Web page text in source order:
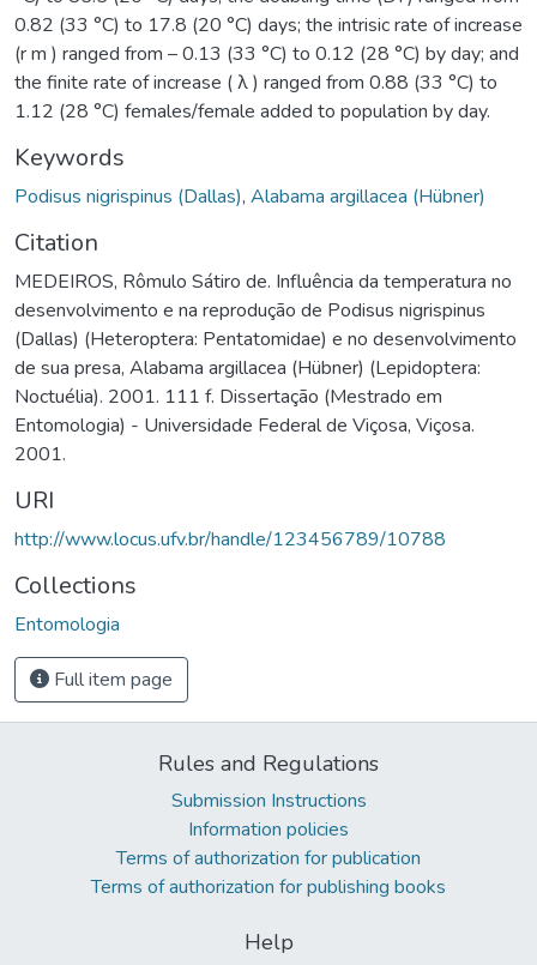
0.82 (33 °C) to 17.8 (20 °C) days; the intrisic rate of increase
(r m ) ranged from – 0.13 (33 °C) to 0.12 (28 °C) by day; and
the finite rate of increase ( λ ) ranged from 0.88 (33 °C) to
1.12 (28 °C) females/female added to population by day.
Keywords
Podisus nigrispinus (Dallas), Alabama argillacea (Hübner)
Citation
MEDEIROS, Rômulo Sátiro de. Influência da temperatura no
desenvolvimento e na reprodução de Podisus nigrispinus
(Dallas) (Heteroptera: Pentatomidae) e no desenvolvimento
de sua presa, Alabama argillacea (Hübner) (Lepidoptera:
Noctuélia). 2001. 111 f. Dissertação (Mestrado em
Entomologia) - Universidade Federal de Viçosa, Viçosa.
2001.
URI
http://www.locus.ufv.br/handle/123456789/10788
Collections
Entomologia
Full item page
Rules and Regulations
Submission Instructions
Information policies
Terms of authorization for publication
Terms of authorization for publishing books
Help